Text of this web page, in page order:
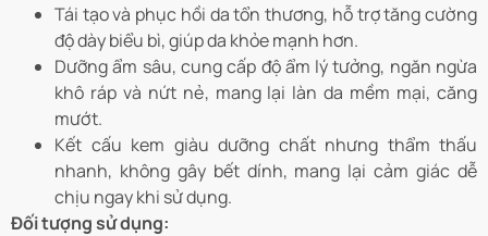
Tái tạo và phục hồi da tổn thương, hỗ trợ tăng cường
độ dày biểu bì, giúp da khỏe mạnh hơn.
Dưỡng ẩm sâu, cung cấp độ ẩm lý tưởng, ngăn ngừa
khô ráp và nứt nẻ, mang lại làn da mềm mại, căng
mướt.
Kết cấu kem giàu dưỡng chất nhưng thẩm thấu
nhanh, không gây bết dính, mang lại cảm giác dễ
chịu ngay khi sử dụng.
Đối tượng sử dụng: